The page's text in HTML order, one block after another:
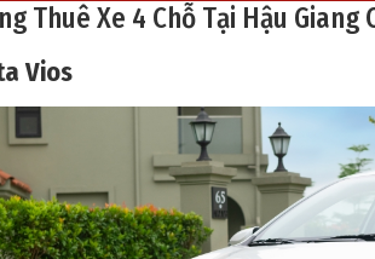
Thuê Xe 4 Chỗ Tại Hậu Giang
Vios